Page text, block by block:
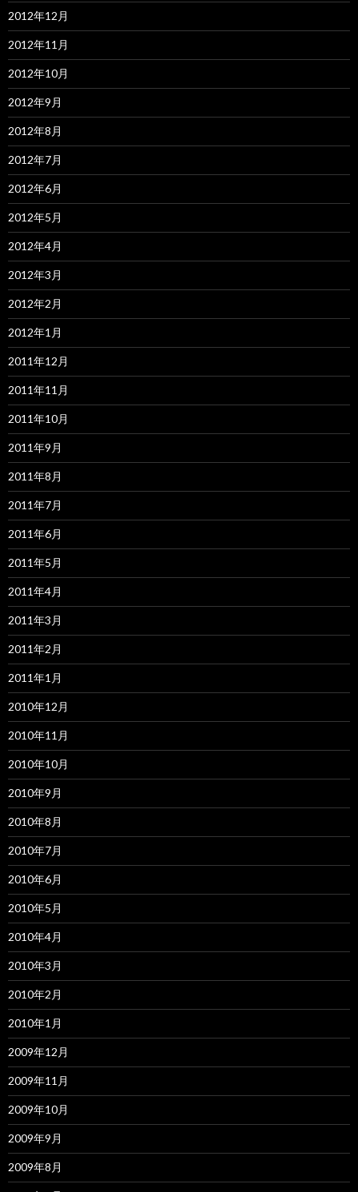
2012年12月
2012年11月
2012年10月
2012年9月
2012年8月
2012年7月
2012年6月
2012年5月
2012年4月
2012年3月
2012年2月
2012年1月
2011年12月
2011年11月
2011年10月
2011年9月
2011年8月
2011年7月
2011年6月
2011年5月
2011年4月
2011年3月
2011年2月
2011年1月
2010年12月
2010年11月
2010年10月
2010年9月
2010年8月
2010年7月
2010年6月
2010年5月
2010年4月
2010年3月
2010年2月
2010年1月
2009年12月
2009年11月
2009年10月
2009年9月
2009年8月